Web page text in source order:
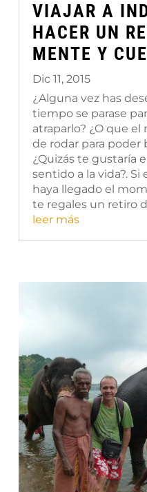
VIAJAR A
HACER UN
MENTE Y
Dic 11, 2015
¿Alguna vez has
tiempo se parase
atraparlo? ¿O que el
de rodar para poder
¿Quizás te gustaría
sentido a la vida?. Si
haya llegado el
te regales un retiro
leer más